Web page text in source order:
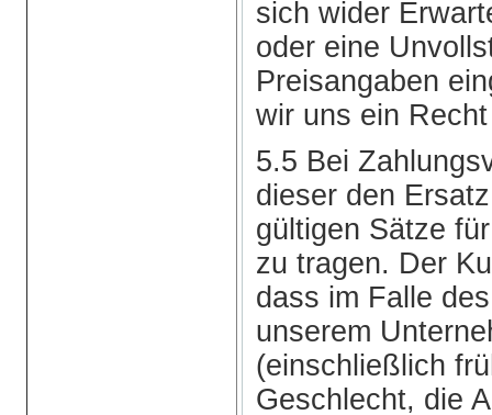
sich wider
oder eine
Preisangaben
wir uns ein
5.5 Bei
dieser den
gültigen Sätze
zu tragen. Der
dass im Falle
unserem
(einschließlich
Geschlecht, die